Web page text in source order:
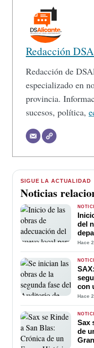
Redacción
Redacción de
especializado en
provincia.
sucesos, política,
SIGUE LA ACTUALIDAD
Noticias
del
con
Hace
con
Hace
Sax
de